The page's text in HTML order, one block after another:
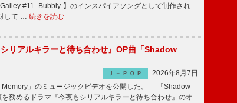
#11 -Bubbly-】のインスパイアソングとして制作され
して … 続きを読む
リアルキラーと待ち合わせ』OP曲「Shadow
Ｊ－ＰＯＰ
2026年8月7日
」のミュージックビデオを公開した。 「Shadow
務めるドラマ『今夜もシリアルキラーと待ち合わせ』のオ